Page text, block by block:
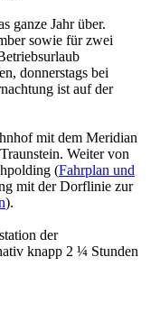
ganze Jahr über.
sowie für zwei
donnerstags bei
ist auf der
mit dem Meridian
Weiter von
(Fahrplan und
mit der Dorflinie zur
).
der
knapp 2 ¼ Stunden